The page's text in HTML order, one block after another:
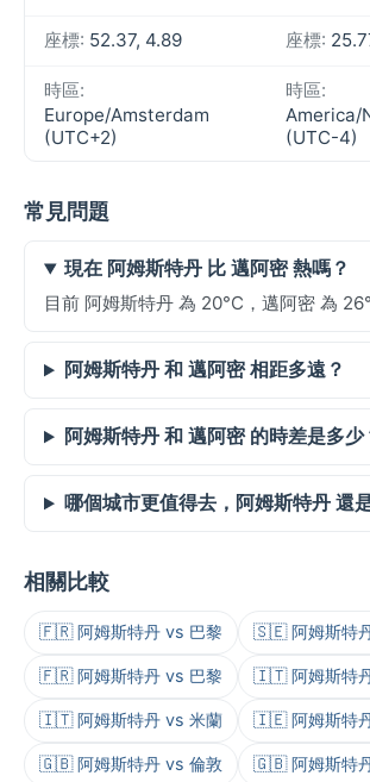
座標: 52.37, 4.89 座標:
時區:
Europe/Amsterdam
(UTC+2)
時區:
America/
(UTC-4)
常見問題
現在 阿姆斯特丹 比 邁阿密 熱嗎？
目前 阿姆斯特丹 為 20°C，邁阿密 為
阿姆斯特丹 和 邁阿密 相距多遠？
阿姆斯特丹 和 邁阿密 的時差是多少
哪個城市更值得去，阿姆斯特丹 還
相關比較
🇫🇷 阿姆斯特丹 vs 巴黎 🇸🇪 阿姆斯特
🇫🇷 阿姆斯特丹 vs 巴黎 🇮🇹 阿姆斯特
🇮🇹 阿姆斯特丹 vs 米蘭 🇮🇪 阿姆斯特
🇬🇧 阿姆斯特丹 vs 倫敦 🇬🇧 阿姆斯特